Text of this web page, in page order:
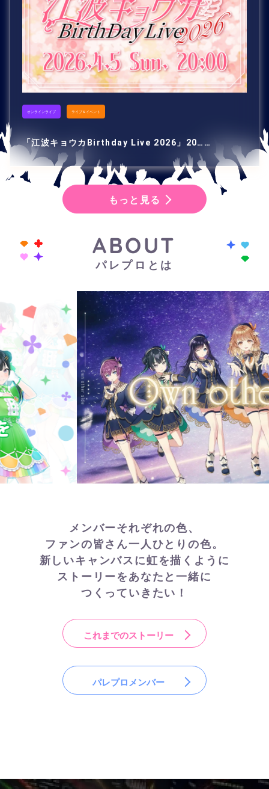
オンラインライブ ライブ＆イベント
「江波キョウカBirthday Live 2026」20……
もっと見る
ABOUT
パレプロとは
メンバーそれぞれの色、
ファンの皆さん一人ひとりの色。
新しいキャンバスに虹を描くように
ストーリーをあなたと一緒に
つくっていきたい！
これまでのストーリー
パレプロメンバー